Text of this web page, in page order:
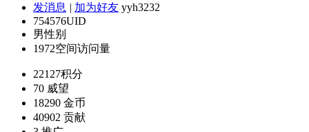
发消息 | 加为好友 yyh3232
754576UID
男性别
1972空间访问量
22127积分
70 威望
18290 金币
40902 贡献